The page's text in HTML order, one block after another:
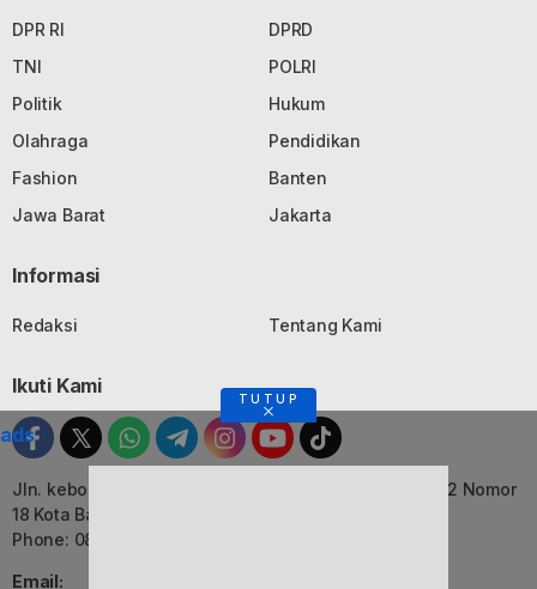
DPR RI
DPRD
TNI
POLRI
Politik
Hukum
Olahraga
Pendidikan
Fashion
Banten
Jawa Barat
Jakarta
Informasi
Redaksi Tentang Kami
Ikuti Kami
Jln. kebon Jati, Komplek Ruko Luxor Permai Kavling 22 Nomor
18 Kota Bandung, Jawa Barat
Phone: 082116055552
Email:
TUTUP
ads